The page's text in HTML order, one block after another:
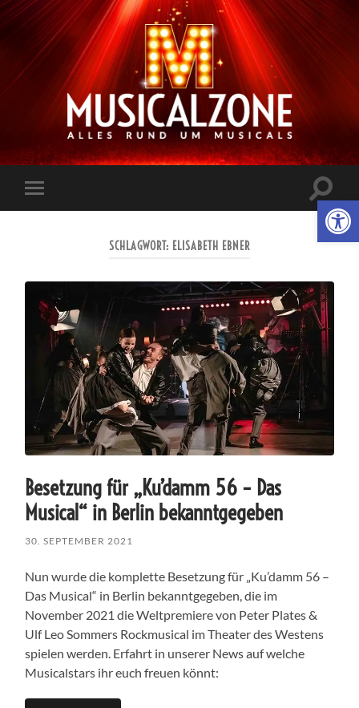
Musicalzone.de
Mobile-
Menü
ein-/
SCHLAGWORT: ELISABETH EBNER
Besetzung für „Ku’damm 56 – Das
Musical“ in Berlin bekanntgegeben
30. SEPTEMBER 2021
Nun wurde die komplette Besetzung für „Ku’damm 56 –
Das Musical“ in Berlin bekanntgegeben, die im
November 2021 die Weltpremiere von Peter Plates &
Ulf Leo Sommers Rockmusical im Theater des Westens
spielen werden. Erfahrt in unserer News auf welche
Musicalstars ihr euch freuen könnt: